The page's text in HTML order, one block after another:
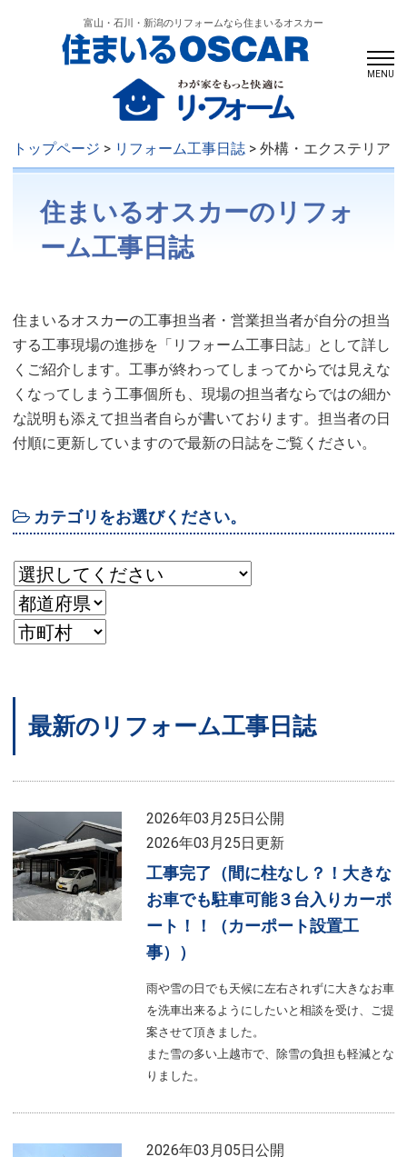
富山・石川・新潟のリフォームなら住まいるオスカー
MENU
トップページ > リフォーム工事日誌> 外構・エクステリア
住まいるオスカーのリフォ
ーム工事日誌
住まいるオスカーの工事担当者・営業担当者が自分の担当
する工事現場の進捗を「リフォーム工事日誌」として詳し
くご紹介します。工事が終わってしまってからでは見えな
くなってしまう工事個所も、現場の担当者ならではの細か
な説明も添えて担当者自らが書いております。担当者の日
付順に更新していますので最新の日誌をご覧ください。
カテゴリをお選びください。
最新のリフォーム工事日誌
2026年03月25日公開
2026年03月25日更新
工事完了（間に柱なし？！大きな
お車でも駐車可能３台入りカーポ
ート！！（カーポート設置工
事））
雨や雪の日でも天候に左右されずに大きなお車
を洗車出来るようにしたいと相談を受け、ご提
案させて頂きました。
また雪の多い上越市で、除雪の負担も軽減とな
りました。
2026年03月05日公開